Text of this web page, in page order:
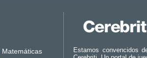
Matemáticas
Estamos convencidos